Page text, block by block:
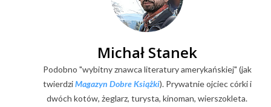
Michał Stanek
Podobno "wybitny znawca literatury amerykańskiej" (jak
twierdziMagazyn Dobre Książki). Prywatnie ojciec córki i
dwóch kotów, żeglarz, turysta, kinoman, wierszokleta.